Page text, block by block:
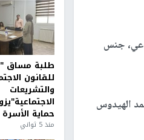
جنس
الهيدوس
طلبة مساق
للقانون
والتشريعات
حماية الأسرة
منذ 5 ثواني